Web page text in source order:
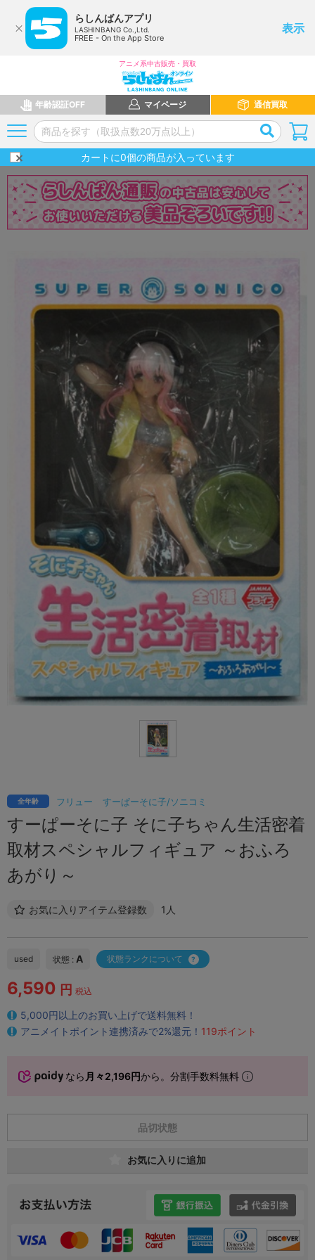
らしんばんアプリ
LASHINBANG Co.,Ltd.
FREE - On the App Store
表示
アニメ系中古販売・買取
年齢認証OFF マイページ 通信買取
カートに0個の商品が入っています
フリュー すーぱーそに子/ソニコミ
全年齢
すーぱーそに子 そに子ちゃん生活密着
取材スペシャルフィギュア ～おふろ
あがり～
お気に入りアイテム登録数 1人
used 状態 : A 状態ランクについて
6,590 円 税込
5,000円以上のお買い上げで送料無料！
アニメイトポイント連携済みで2%還元！ 119ポイント
なら 月々2,196円から。分割手数料無料
品切状態
お気に入りに追加